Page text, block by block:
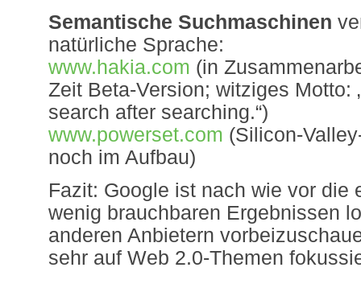
Semantische Suchmaschinen
natürliche Sprache:
www.hakia.com (in
Zeit Beta-Version; witziges Motto:
search after searching.“)
www.powerset.com (Silicon-
noch im Aufbau)
Fazit: Google ist nach wie vor die
wenig brauchbaren Ergebnissen
anderen Anbietern
sehr auf Web 2.0-Themen